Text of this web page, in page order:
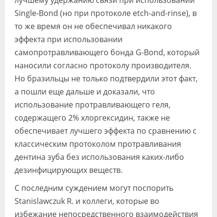
Single-Bond (но при протоколе etch-and-rinse), в
то же время он не обеспечивал никакого
эффекта при использовании
самопротравливающего бонда G-Bond, который
наносили согласно протоколу производителя.
Но бразильцы не только подтвердили этот факт,
а пошли еще дальше и доказали, что
использование протравливающего геля,
содержащего 2% хлоргексидин, также не
обеспечивает лучшего эффекта по сравнению с
классическим протоколом протравливания
дентина зуба без использования каких-либо
дезинфицирующих веществ.
С последним суждением могут поспорить
Stanislawczuk R. и коллеги, которые во
избежание непосредственного взаимодействия